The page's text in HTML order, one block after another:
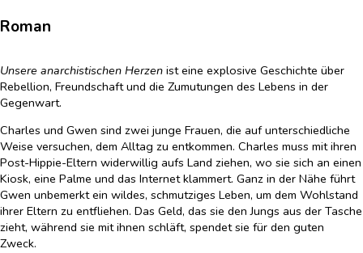
Roman
Unsere anarchistischen Herzen ist eine explosive Geschichte über
Rebellion, Freundschaft und die Zumutungen des Lebens in der
Gegenwart.
Charles und Gwen sind zwei junge Frauen, die auf unterschiedliche
Weise versuchen, dem Alltag zu entkommen. Charles muss mit ihren
Post-Hippie-Eltern widerwillig aufs Land ziehen, wo sie sich an einen
Kiosk, eine Palme und das Internet klammert. Ganz in der Nähe führt
Gwen unbemerkt ein wildes, schmutziges Leben, um dem Wohlstand
ihrer Eltern zu entfliehen. Das Geld, das sie den Jungs aus der Tasche
zieht, während sie mit ihnen schläft, spendet sie für den guten
Zweck.